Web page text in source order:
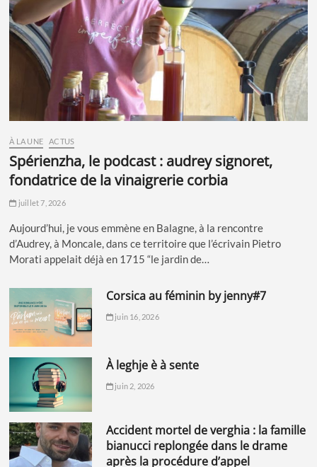
À LA UNE ACTUS
spérienzha, le podcast : audrey signoret,
fondatrice de la vinaigrerie corbia
juillet 7, 2026
Aujourd’hui, je vous emmène en Balagne, à la rencontre
d’Audrey, à Moncale, dans ce territoire que l’écrivain Pietro
Morati appelait déjà en 1715 “le jardin de…
corsica au féminin by jenny#7
juin 16, 2026
à leghje è à sente
juin 2, 2026
accident mortel de verghia : la famille
bianucci replongée dans le drame
après la procédure d’appel